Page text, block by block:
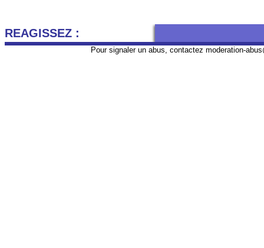
REAGISSEZ :
Pour signaler un abus, contactez moderation-